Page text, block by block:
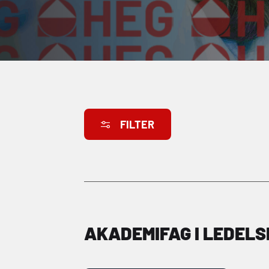
FILTER
AKADEMIFAG I